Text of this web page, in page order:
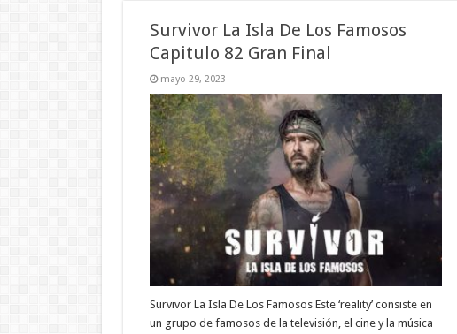
Survivor La Isla De Los Famosos
Capitulo 82 Gran Final
mayo 29, 2023
Survivor La Isla De Los Famosos Este ‘reality’ consiste en
un grupo de famosos de la televisión, el cine y la música